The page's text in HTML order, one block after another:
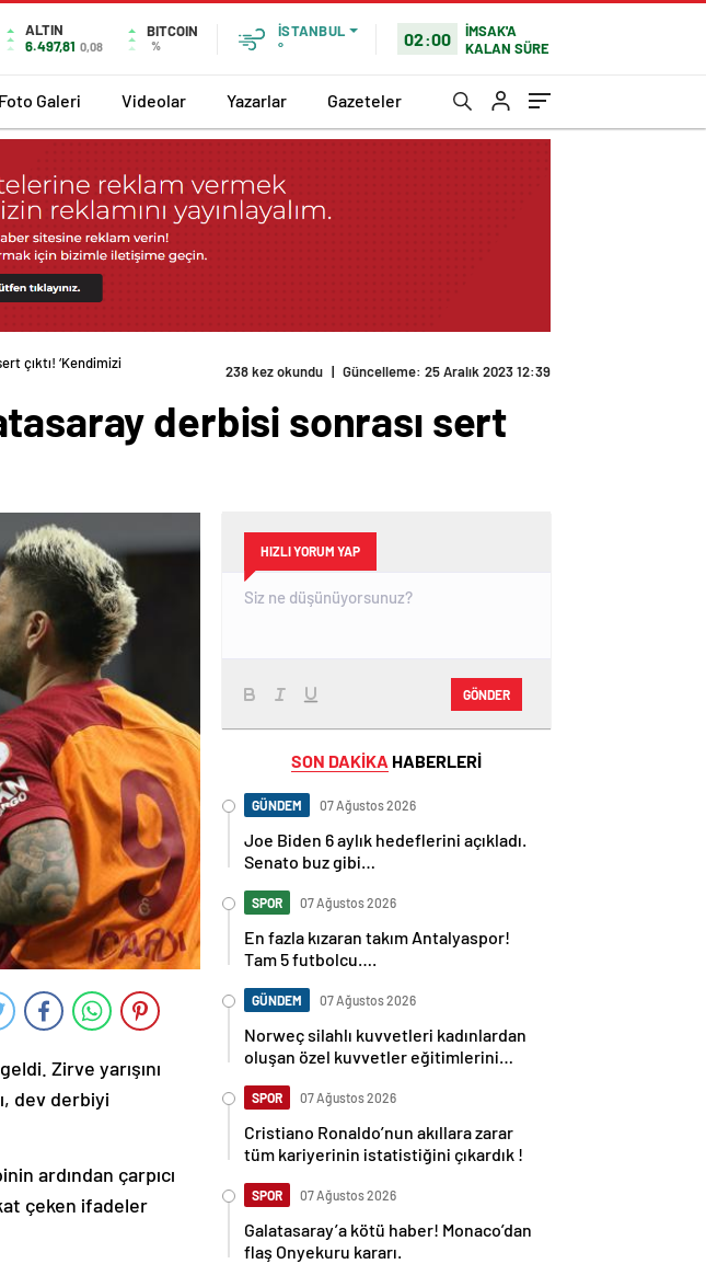
ALTIN
6.497,81 0,08
BITCOIN
%
İSTANBUL
°
02:00
İMSAK'A
KALAN SÜRE
Foto Galeri Videolar Yazarlar Gazeteler
çıktı! ‘Kendimizi
238 kez okundu | Güncelleme: 25 Aralık 2023 12:39
derbisi sonrası sert
Zirve yarışını
dev derbiyi
ardından çarpıcı
çeken ifadeler
HIZLI YORUM YAP
GÖNDER
SON DAKİKA HABERLERİ
GÜNDEM 07 Ağustos 2026
Joe Biden 6 aylık hedeflerini açıkladı.
Senato buz gibi…
SPOR 07 Ağustos 2026
En fazla kızaran takım Antalyaspor!
Tam 5 futbolcu….
GÜNDEM 07 Ağustos 2026
Norweç silahlı kuvvetleri kadınlardan
oluşan özel kuvvetler eğitimlerini
SPOR 07 Ağustos 2026
Cristiano Ronaldo’nun akıllara zarar
tüm kariyerinin istatistiğini çıkardık !
SPOR 07 Ağustos 2026
Galatasaray’a kötü haber! Monaco’dan
flaş Onyekuru kararı.